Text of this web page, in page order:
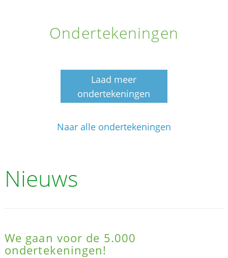
Ondertekeningen
Laad meer
ondertekeningen
Naar alle ondertekeningen
Nieuws
We gaan voor de 5.000
ondertekeningen!